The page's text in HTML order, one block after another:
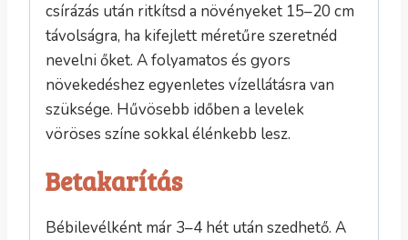
csírázás után ritkítsd a növényeket 15–20 cm
távolságra, ha kifejlett méretűre szeretnéd
nevelni őket. A folyamatos és gyors
növekedéshez egyenletes vízellátásra van
szüksége. Hűvösebb időben a levelek
vöröses színe sokkal élénkebb lesz.
Betakarítás
Bébilevélként már 3–4 hét után szedhető. A